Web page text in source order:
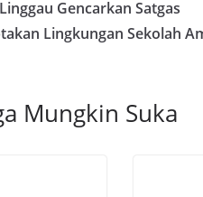
Gencarkan Satgas
Lingkungan Sekolah
Mungkin Suka